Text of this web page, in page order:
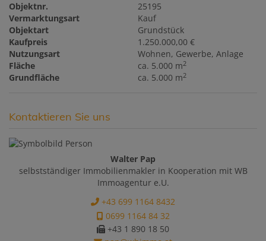
Objektnr.
25195
Vermarktungsart
Kauf
Objektart
Grundstück
Kaufpreis
1.250.000,00 €
Nutzungsart
Wohnen Gewerbe Anlage
Fläche
ca. 5.000 m2
Grundfläche ca. 5.000 m2
Kontaktieren Sie uns
Walter Pap
selbstständiger Immobilienmakler in Kooperation mit WB
Immoagentur e.U.
+43 699 1164 8432
0699 1164 84 32
+43 1 890 18 50